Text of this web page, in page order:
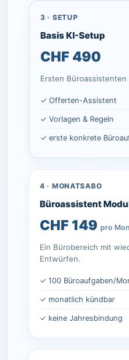
3 · SETUP
Basis KI-Setup
CHF 490
Ersten
✓ Offerten-Assistent
✓ Vorlagen & Regeln
✓ erste konkrete
4 · MONATSABO
Büroassistent
CHF 149 pro
Ein Bürobereich mit
Entwürfen.
✓ 100 Büroaufgaben/
✓ monatlich kündbar
✓ keine Jahresbindung